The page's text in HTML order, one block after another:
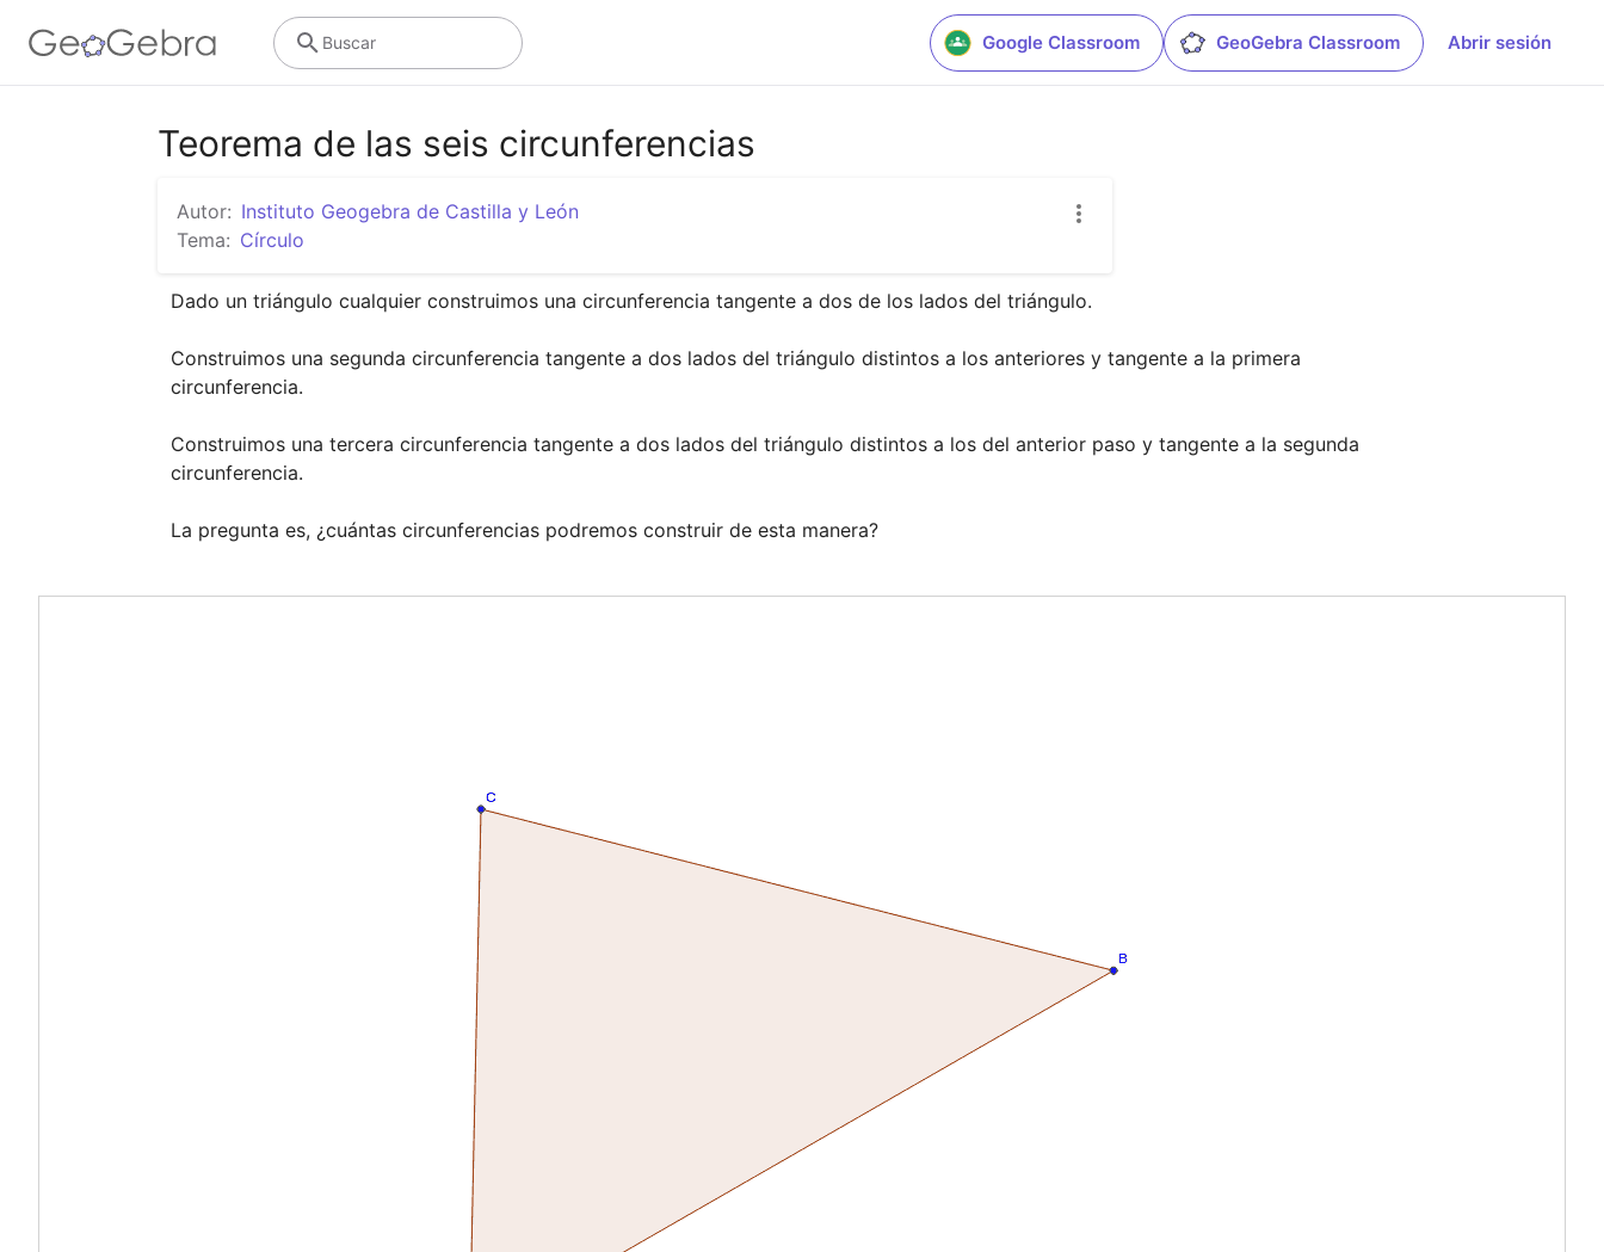
Google Classroom GeoGebra Classroom Abrir sesión
Buscar
Teorema de las seis circunferencias
Autor: Instituto Geogebra de Castilla y León
Tema: Círculo
Dado un triángulo cualquier construimos una circunferencia tangente a dos de los lados del triángulo.
Construimos una segunda circunferencia tangente a dos lados del triángulo distintos a los anteriores y tangente a la primera
circunferencia.
Construimos una tercera circunferencia tangente a dos lados del triángulo distintos a los del anterior paso y tangente a la segunda
circunferencia.
La pregunta es, ¿cuántas circunferencias podremos construir de esta manera?